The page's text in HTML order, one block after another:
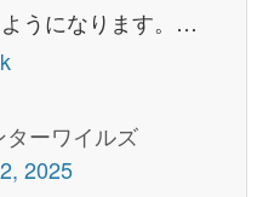
うになります。…
ーワイルズ
2025